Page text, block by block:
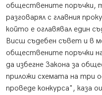
обществените поръчки,
разговарял с главния
който е оглавявал един
Висш съдебен съвет и в
обществените поръчки
да избегне Закона за
приложи схемата на три
проведе конкурса", каза